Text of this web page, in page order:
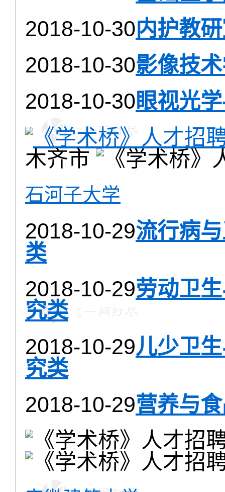
2018-10-30内护教
2018-10-30影像技
2018-10-30眼视光
木齐市
石河子大学
2018-10-29流行病
类
2018-10-29劳动卫
究类
2018-10-29儿少卫
究类
2018-10-29营养与